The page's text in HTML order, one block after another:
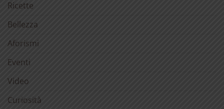
Ricette
Bellezza
Aforismi
Eventi
Video
Curiosità